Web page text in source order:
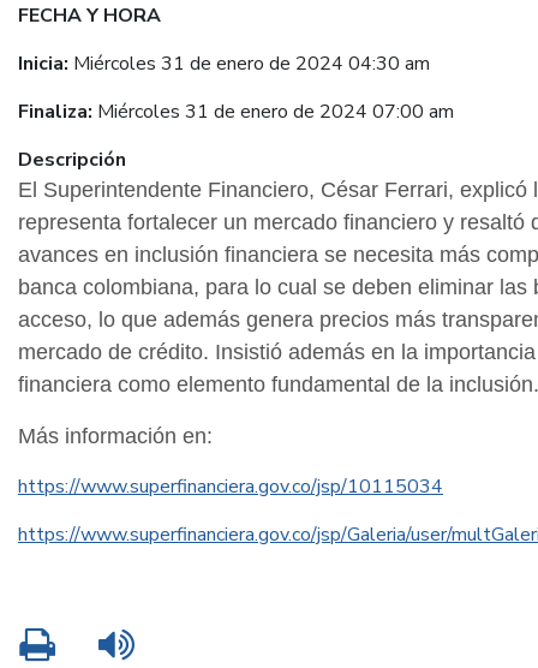
FECHA Y HORA
Inicia: Miércoles 31 de enero de 2024 04:30 am
Finaliza: Miércoles 31 de enero de 2024 07:00 am
Descripción
El Superintendente Financiero, César Ferrari, explicó
representa fortalecer un mercado financiero y resaltó
avances en inclusión financiera se necesita más
banca colombiana, para lo cual se deben eliminar las
acceso, lo que además genera precios más
mercado de crédito. Insistió además en la
financiera como elemento fundamental de la inclusión.
Más información en:
https://www.superfinanciera.gov.co/jsp/10115034
https://www.superfinanciera.gov.co/jsp/Galeria/user/
Imprimir